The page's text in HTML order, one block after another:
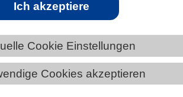
Ich akzeptiere
Cookie Einstellungen
Cookies akzeptieren